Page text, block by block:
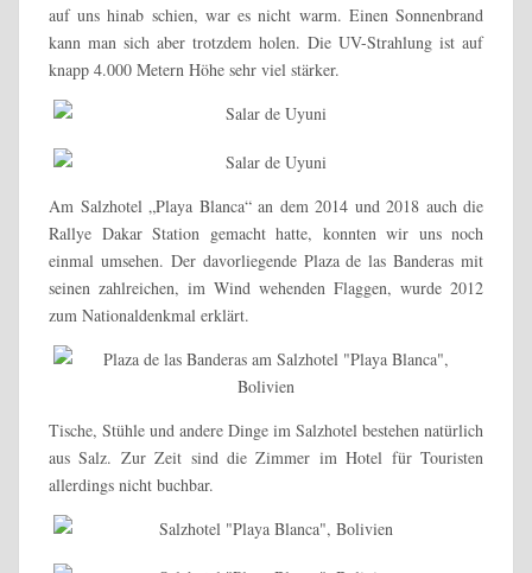
auf uns hinab schien, war es nicht warm. Einen Sonnenbrand
kann man sich aber trotzdem holen. Die UV-Strahlung ist auf
knapp 4.000 Metern Höhe sehr viel stärker.
Am Salzhotel „Playa Blanca“ an dem 2014 und 2018 auch die
Rallye Dakar Station gemacht hatte, konnten wir uns noch
einmal umsehen. Der davorliegende Plaza de las Banderas mit
seinen zahlreichen, im Wind wehenden Flaggen, wurde 2012
zum Nationaldenkmal erklärt.
Tische, Stühle und andere Dinge im Salzhotel bestehen natürlich
aus Salz. Zur Zeit sind die Zimmer im Hotel für Touristen
allerdings nicht buchbar.